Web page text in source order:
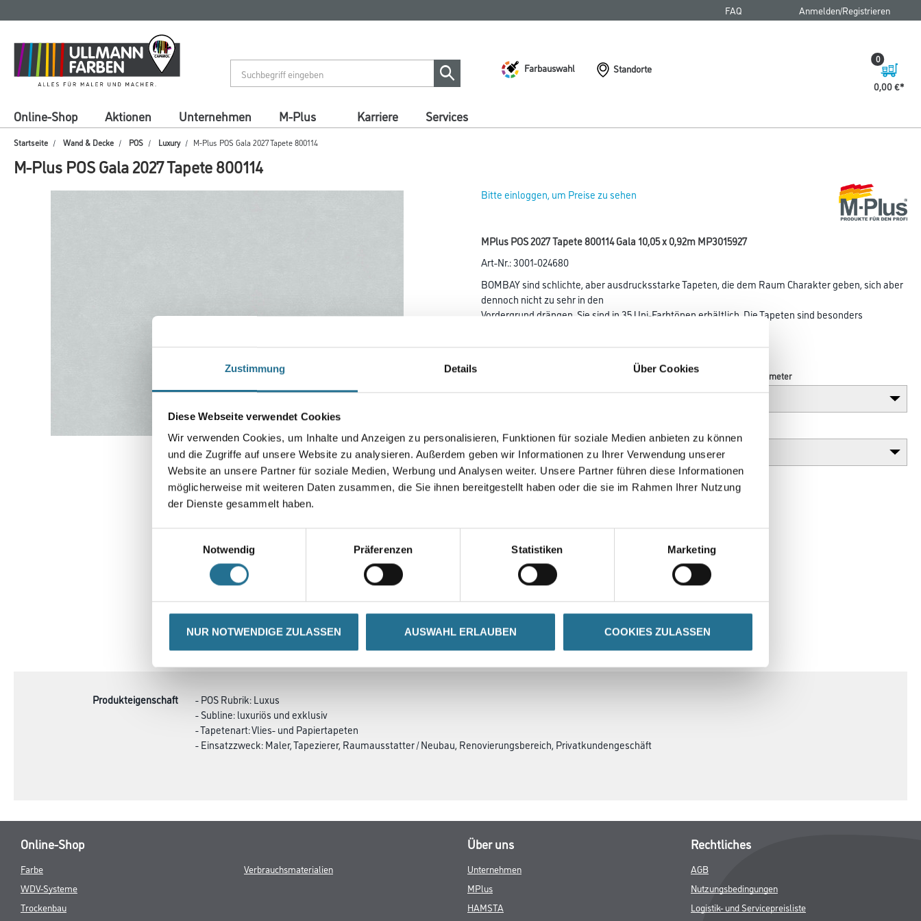
Zustimmung Details Über Cookies
Diese Webseite verwendet Cookies
Wir verwenden Cookies, um Inhalte und Anzeigen zu personalisieren, Funktionen für soziale Medien anbieten zu können
und die Zugriffe auf unsere Website zu analysieren. Außerdem geben wir Informationen zu Ihrer Verwendung unserer
Website an unsere Partner für soziale Medien, Werbung und Analysen weiter. Unsere Partner führen diese Informationen
möglicherweise mit weiteren Daten zusammen, die Sie ihnen bereitgestellt haben oder die sie im Rahmen Ihrer Nutzung
der Dienste gesammelt haben.
Notwendig
Präferenzen Statistiken Marketing
NUR NOTWENDIGE ZULASSEN AUSWAHL ERLAUBEN COOKIES ZULASSEN
springen
springen
FAQ Anmelden/Registrieren
Farbauswahl
Standorte
0,00 €
0
Online-Shop Aktionen Unternehmen M-Plus Karriere Services
Startseite Wand & Decke POS Luxury M-Plus POS Gala 2027 Tapete 800114
M-Plus POS Gala 2027 Tapete 800114
Bitte einloggen, um Preise zu sehen
MPlus POS 2027 Tapete 800114 Gala 10,05 x 0,92m MP3015927
Art-Nr.:3001-024680
BOMBAY sind schlichte, aber ausdrucksstarke Tapeten, die dem Raum Charakter geben, sich aber
dennoch nicht zu sehr in den
Vordergrund drängen. Sie sind in 35 Uni-Farbtönen erhältlich. Die Tapeten sind besonders
und kaschieren kleinere Unebenheiten des Untergrundes.
Länge in centimeter
CURRENT
TAB:
PRODUKTEIGENSCHAFTEN GEFAHRENHINWEISE DATENBLÄTTER SPEZIFIKATIONEN
Produkteigenschaft
- POS Rubrik: Luxus
- Subline: luxuriös und exklusiv
- Tapetenart: Vlies- und Papiertapeten
- Einsatzzweck: Maler, Tapezierer, Raumausstatter / Neubau, Renovierungsbereich, Privatkundengeschäft
Online-Shop
Farbe
WDV-Systeme
Trockenbau
Verbrauchsmaterialien
Über uns
Unternehmen
MPlus
HAMSTA
Rechtliches
AGB
Nutzungsbedingungen
Logistik- und Servicepreisliste